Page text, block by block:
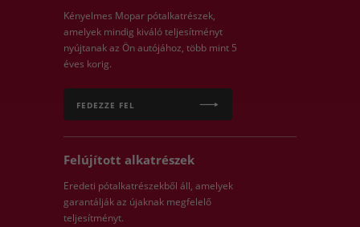
Kényelmes Mopar pótalkatrészek,
amelyek mindig kiváló teljesítményt
nyújtanak az Ön autójához, több mint 5
éves korig.
FEDEZZE FEL
Felújított alkatrészek
Eredeti pótalkatrészekből áll, amelyek
garantálják az újaknak megfelelő
teljesítményt.